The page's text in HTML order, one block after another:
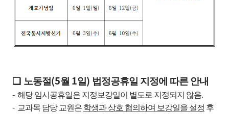
❑ 노동절(5월 1일) 법정공휴일 지정에 따른 안내
- 해당 임시공휴일은 지정보강일이 별도로 지정되지 않음.
- 교과목 담당 교원은 학생과 상호 협의하여 보강일을 설정 후